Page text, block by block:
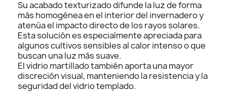
Su acabado texturizado difunde la luz de forma
más homogénea en el interior del invernadero y
atenúa el impacto directo de los rayos solares.
Esta solución es especialmente apreciada para
algunos cultivos sensibles al calor intenso o que
buscan una luz más suave.
El vidrio martillado también aporta una mayor
discreción visual, manteniendo la resistencia y la
seguridad del vidrio templado.